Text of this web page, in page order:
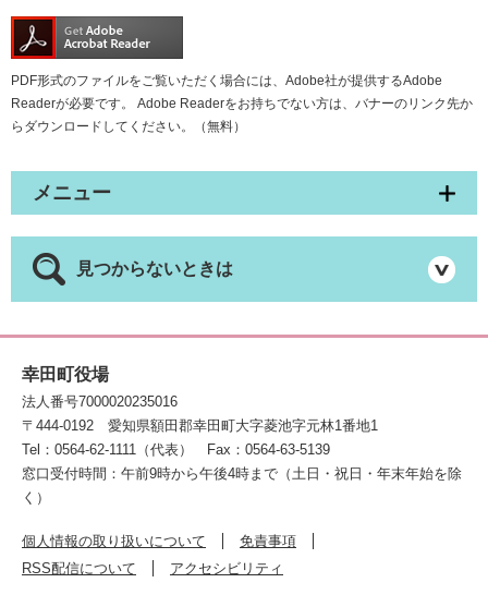
PDF形式のファイルをご覧いただく場合には、Adobe社が提供するAdobe
Readerが必要です。
Adobe Readerをお持ちでない方は、バナーのリンク先か
らダウンロードしてください。（無料）
メニュー
見つからないときは
幸田町役場
法人番号7000020235016
〒444-0192
愛知県額田郡幸田町大字菱池字元林1番地1
Tel：0564-62-1111（代表）
Fax：0564-63-5139
窓口受付時間：午前9時から午後4時まで（土日・祝日・年末年始を除
く）
個人情報の取り扱いについて
免責事項
RSS配信について
アクセシビリティ